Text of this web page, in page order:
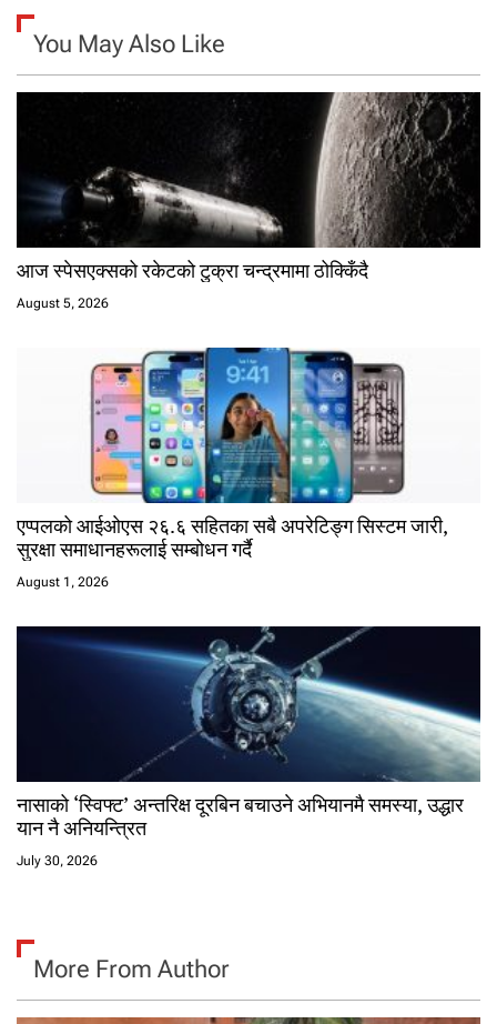
You May Also Like
आज स्पेसएक्सको रकेटको टुक्रा चन्द्रमामा ठोक्किँदै
August 5, 2026
एप्पलको आईओएस २६.६ सहितका सबै अपरेटिङ्ग सिस्टम जारी,
सुरक्षा समाधानहरूलाई सम्बोधन गर्दै
August 1, 2026
नासाको ‘स्विफ्ट’ अन्तरिक्ष दूरबिन बचाउने अभियानमै समस्या, उद्धार
यान नै अनियन्त्रित
July 30, 2026
More From Author